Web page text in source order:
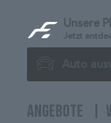
Unsere
Jetzt
Auto
ANGEBOTE